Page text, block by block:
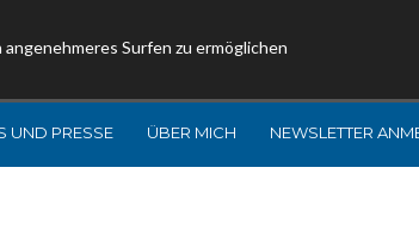
Surfen zu ermöglichen
UND PRESSE ÜBER MICH NEWSLETTER